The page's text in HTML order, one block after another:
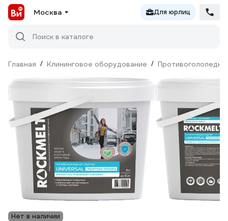
Москва Для юрлиц
Поиск в каталоге
Главная / Клининговое оборудование /
Нет в наличии